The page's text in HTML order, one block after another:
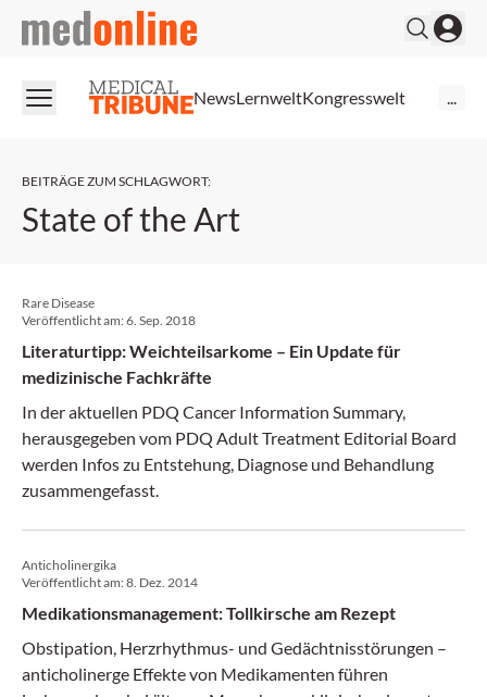
medonline
NewsLernweltKongresswelt
BEITRÄGE ZUM SCHLAGWORT:
State of the Art
Rare Disease
Veröffentlicht am:6. Sep. 2018
Literaturtipp: Weichteilsarkome – Ein Update für
medizinische Fachkräfte
In der aktuellen PDQ Cancer Information Summary,
herausgegeben vom PDQ Adult Treatment Editorial Board
werden Infos zu Entstehung, Diagnose und Behandlung
zusammengefasst.
Anticholinergika
Veröffentlicht am:8. Dez. 2014
Medikationsmanagement: Tollkirsche am Rezept
Obstipation, Herzrhythmus- und Gedächtnisstörungen –
anticholinerge Effekte von Medikamenten führen